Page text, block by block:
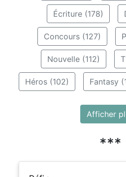
Écriture (178)
Concours (127)
Nouvelle (112)
Héros (102) Fantasy
Afficher
***